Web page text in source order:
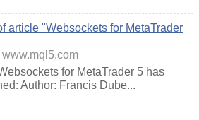
article "Websockets for MetaTrader
www.mql5.com
for MetaTrader 5 has
Author: Francis Dube...